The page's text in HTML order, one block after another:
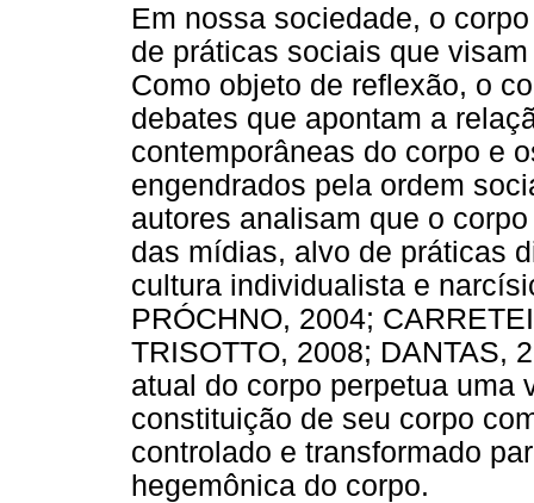
Em nossa sociedade, o
de práticas sociais que
Como objeto de reflexão, o
debates que apontam a
contemporâneas do corpo e
engendrados pela ordem
autores analisam que o
das mídias, alvo de práticas
cultura individualista e
PRÓCHNO, 2004;
TRISOTTO, 2008; DANTAS,
atual do corpo perpetua uma
constituição de seu corpo
controlado e transformado
hegemônica do corpo.